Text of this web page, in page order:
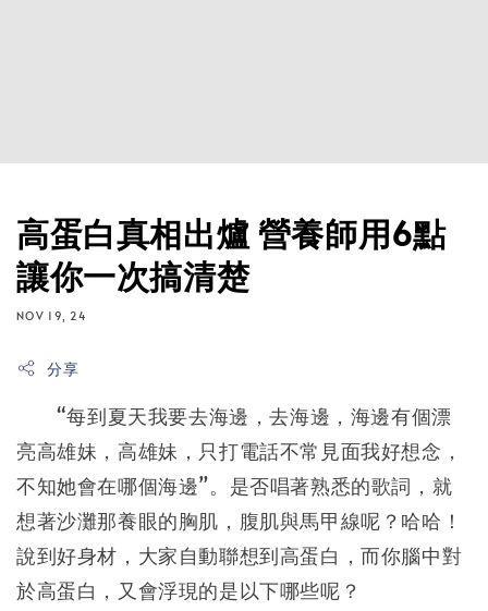
高蛋白真相出爐 營養師用6點
讓你一次搞清楚
NOV 19, 24
分享
“每到夏天我要去海邊，去海邊，海邊有個漂
亮高雄妹，高雄妹，只打電話不常見面我好想念，
不知她會在哪個海邊”。是否唱著熟悉的歌詞，就
想著沙灘那養眼的胸肌，腹肌與馬甲線呢？哈哈！
說到好身材，大家自動聯想到高蛋白，而你腦中對
於高蛋白，又會浮現的是以下哪些呢？